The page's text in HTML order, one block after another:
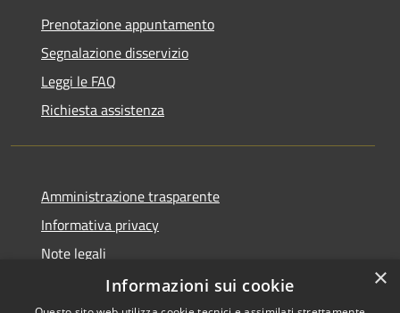
Prenotazione appuntamento
Segnalazione disservizio
Leggi le FAQ
Richiesta assistenza
Amministrazione trasparente
Informativa privacy
Note legali
Dichiarazione di accessibilità
×
Informazioni sui cookie